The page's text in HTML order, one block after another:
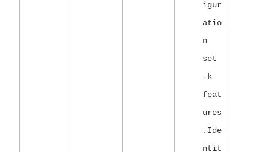
igur
atio
n
set
-k
feat
ures
.Ide
ntit